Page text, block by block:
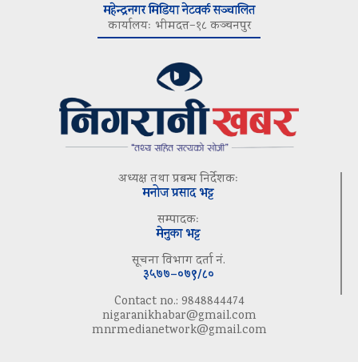
महेन्द्रनगर मिडिया नेटवर्क सञ्चालित
कार्यालयः भीमदत्त–१८ कञ्चनपुर
अध्यक्ष तथा प्रबन्ध निर्देशकः
मनोज प्रसाद भट्ट
सम्पादकः
मेनुका भट्ट
सूचना विभाग दर्ता नं.
३५७७–०७९/८०
Contact no.: 9848844474
nigaranikhabar@gmail.com
mnrmedianetwork@gmail.com